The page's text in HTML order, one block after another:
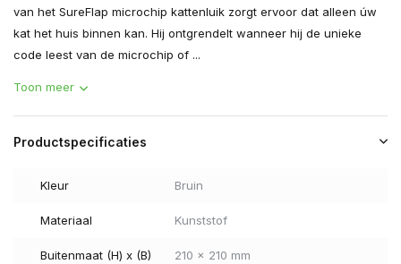
van het SureFlap microchip kattenluik zorgt ervoor dat alleen úw
kat het huis binnen kan. Hij ontgrendelt wanneer hij de unieke
code leest van de microchip of ...
Toon meer
Productspecificaties
Kleur Bruin
Materiaal Kunststof
Buitenmaat (H) x (B) 210 x 210 mm